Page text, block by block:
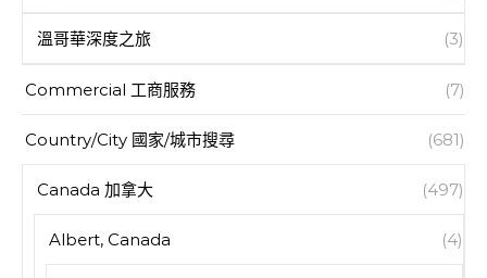
溫哥華深度之旅 (3)
Commercial 工商服務 (7)
Country/City 國家/城市搜尋 (681)
Canada 加拿大 (497)
Albert, Canada (4)